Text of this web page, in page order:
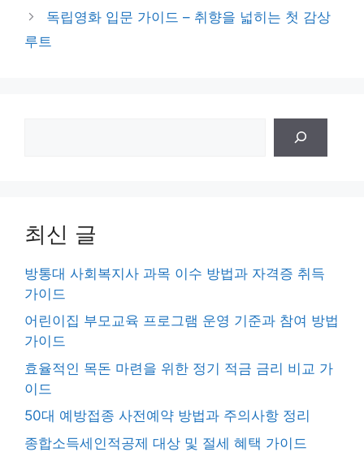
독립영화 입문 가이드 – 취향을 넓히는 첫 감상
루트
최신 글
방통대 사회복지사 과목 이수 방법과 자격증 취득
가이드
어린이집 부모교육 프로그램 운영 기준과 참여 방법
가이드
효율적인 목돈 마련을 위한 정기 적금 금리 비교 가
이드
50대 예방접종 사전예약 방법과 주의사항 정리
종합소득세인적공제 대상 및 절세 혜택 가이드